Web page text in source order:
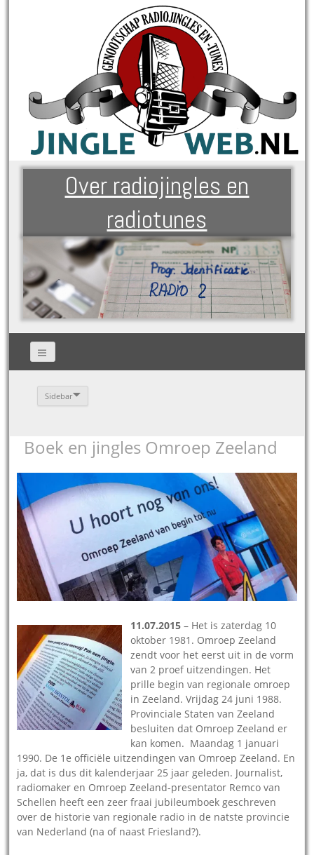
Over radiojingles en
radiotunes
Sidebar
Boek en jingles Omroep Zeeland
11.07.2015 – Het is zaterdag 10
oktober 1981. Omroep Zeeland
zendt voor het eerst uit in de vorm
van 2 proef uitzendingen. Het
prille begin van regionale omroep
in Zeeland. Vrijdag 24 juni 1988.
Provinciale Staten van Zeeland
besluiten dat Omroep Zeeland er
kan komen. Maandag 1 januari
1990. De 1e officiële uitzendingen van Omroep Zeeland. En
ja, dat is dus dit kalenderjaar 25 jaar geleden. Journalist,
radiomaker en Omroep Zeeland-presentator Remco van
Schellen heeft een zeer fraai jubileumboek geschreven
over de historie van regionale radio in de natste provincie
van Nederland (na of naast Friesland?).